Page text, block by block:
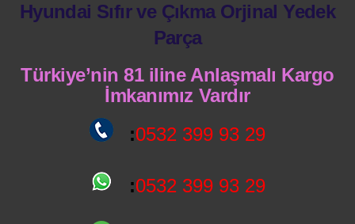
Hyundai Sıfır ve Çıkma Orjinal Yedek
Parça
Türkiye’nin 81 iline Anlaşmalı Kargo
İmkanımız Vardır
:0532 399 93 29
:0532 399 93 29